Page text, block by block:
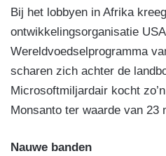
Bij het lobbyen in Afrika
ontwikkelingsorganisatie
Wereldvoedselprogramma
scharen zich achter de
Microsoftmiljardair kocht zo’n
Monsanto ter waarde van 23
Nauwe banden